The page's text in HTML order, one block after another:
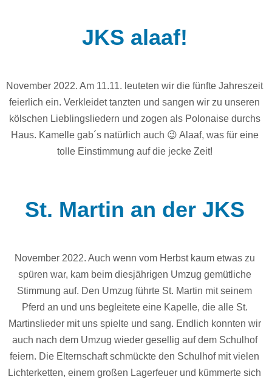
JKS alaaf!
November 2022. Am 11.11. leuteten wir die fünfte Jahreszeit
feierlich ein. Verkleidet tanzten und sangen wir zu unseren
kölschen Lieblingsliedern und zogen als Polonaise durchs
Haus. Kamelle gab´s natürlich auch 😉 Alaaf, was für eine
tolle Einstimmung auf die jecke Zeit!
St. Martin an der JKS
November 2022. Auch wenn vom Herbst kaum etwas zu
spüren war, kam beim diesjährigen Umzug gemütliche
Stimmung auf. Den Umzug führte St. Martin mit seinem
Pferd an und uns begleitete eine Kapelle, die alle St.
Martinslieder mit uns spielte und sang. Endlich konnten wir
auch nach dem Umzug wieder gesellig auf dem Schulhof
feiern. Die Elternschaft schmückte den Schulhof mit vielen
Lichterketten, einem großen Lagerfeuer und kümmerte sich